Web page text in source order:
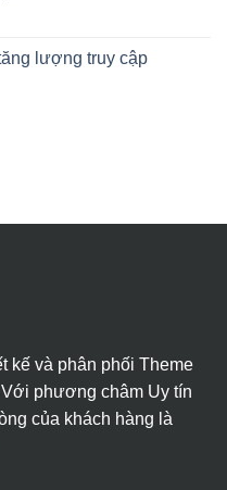
lượng truy cập
kế và phân phối Theme
phương châm Uy tín
của khách hàng là